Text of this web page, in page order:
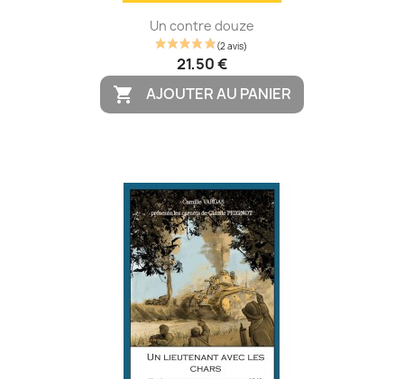
Un contre douze
21,50 €
 AJOUTER AU PANIER